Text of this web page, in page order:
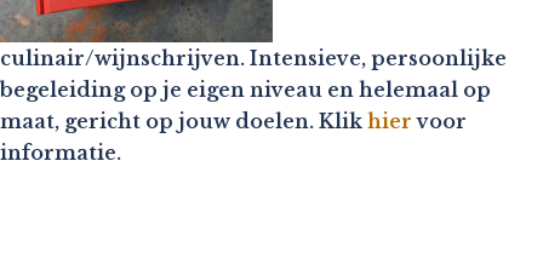
culinair/wijnschrijven. Intensieve, persoonlijke
begeleiding op je eigen niveau en helemaal op
maat, gericht op jouw doelen. Klik hier voor
informatie.